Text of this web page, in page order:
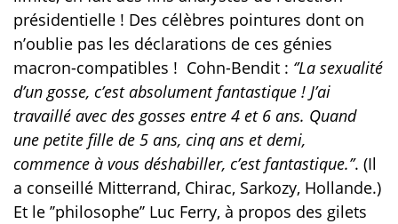
présidentielle ! Des célèbres pointures dont on
n’oublie pas les déclarations de ces génies
macron-compatibles ! Cohn-Bendit : ‘’La sexualité
d’un gosse, c’est absolument fantastique ! J’ai
travaillé avec des gosses entre 4 et 6 ans. Quand
une petite fille de 5 ans, cinq ans et demi,
commence à vous déshabiller, c’est fantastique.’’. (Il
a conseillé Mitterrand, Chirac, Sarkozy, Hollande.)
Et le ’’philosophe’’ Luc Ferry, à propos des gilets